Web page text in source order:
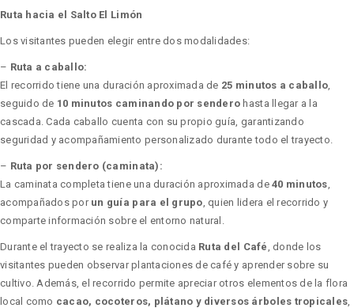
Ruta hacia el Salto El Limón
Los visitantes pueden elegir entre dos modalidades:
– Ruta a caballo:
El recorrido tiene una duración aproximada de 25 minutos a caballo,
seguido de 10 minutos caminando por sendero hasta llegar a la
cascada. Cada caballo cuenta con su propio guía, garantizando
seguridad y acompañamiento personalizado durante todo el trayecto.
– Ruta por sendero (caminata):
La caminata completa tiene una duración aproximada de40 minutos,
acompañados por un guía para el grupo, quien lidera el recorrido y
comparte información sobre el entorno natural.
Durante el trayecto se realiza la conocida Ruta del Café, donde los
visitantes pueden observar plantaciones de café y aprender sobre su
cultivo. Además, el recorrido permite apreciar otros elementos de la flora
local como cacao, cocoteros, plátano y diversos árboles tropicales,